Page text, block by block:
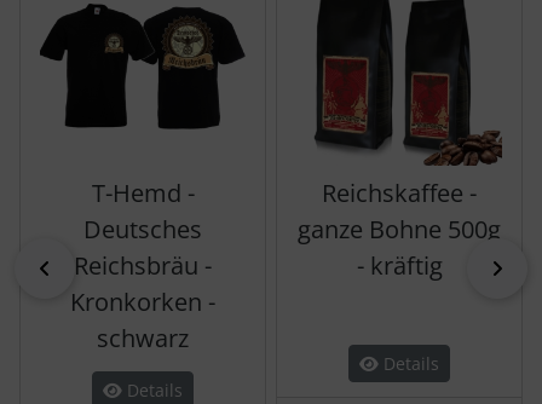
zurück
T-Hemd -
Deutsches
Reichsbräu -
Kronkorken -
schwarz
Details
Reichskaffee -
ganze Bohne 500g
- kräftig
Details